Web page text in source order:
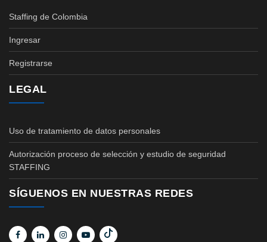
Staffing de Colombia
Ingresar
Registrarse
LEGAL
Uso de tratamiento de datos personales
Autorización proceso de selección y estudio de seguridad
STAFFING
SÍGUENOS EN NUESTRAS REDES